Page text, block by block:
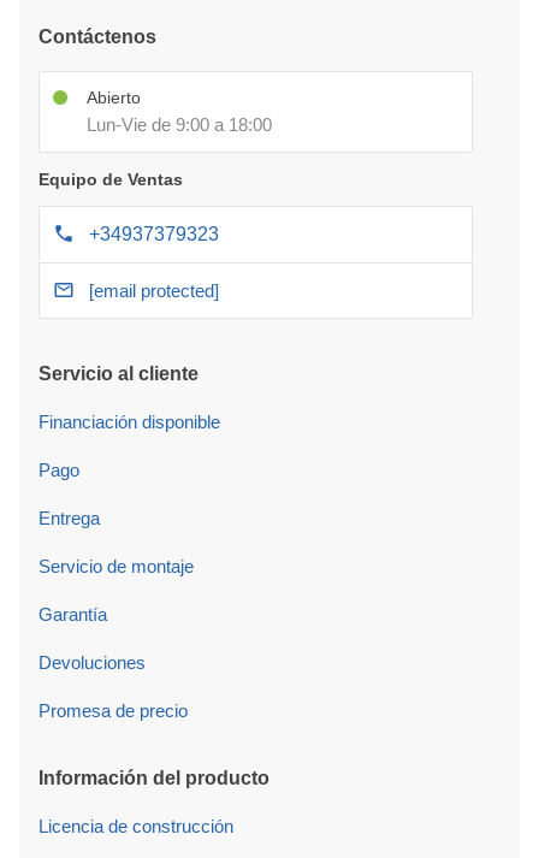
Contáctenos
Abierto
Lun-Vie de 9:00 a 18:00
Equipo de Ventas
+34937379323
[email protected]
Servicio al cliente
Financiación disponible
Pago
Entrega
Servicio de montaje
Garantía
Devoluciones
Promesa de precio
Información del producto
Licencia de construcción